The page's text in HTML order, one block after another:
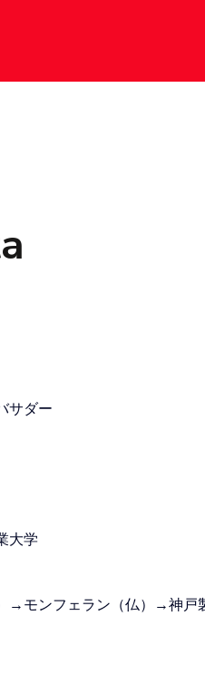
サダー
大学
→モンフェラン（仏）→神戸